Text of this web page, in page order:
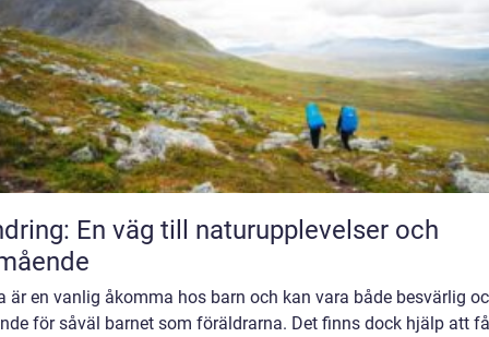
En väg till naturupplevelser och
är en vanlig åkomma hos barn och kan vara både besvärlig
för såväl barnet som föräldrarna. Det finns dock hjälp att